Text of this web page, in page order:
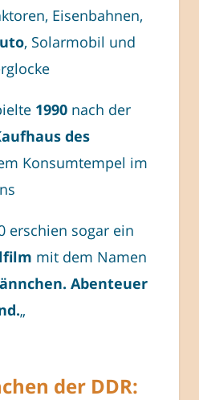
Eisenbahnen,
, Solarmobil und
1990 nach der
des
Konsumtempel im
erschien sogar ein
mit dem Namen
Abenteuer
„
der DDR: